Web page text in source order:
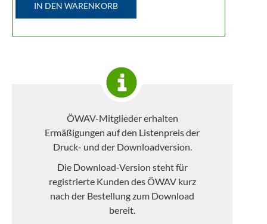
IN DEN WARENKORB
ÖWAV-Mitglieder erhalten
Ermäßigungen auf den Listenpreis der
Druck- und der Downloadversion.
Die Download-Version steht für
registrierte Kunden des ÖWAV kurz
nach der Bestellung zum Download
bereit.